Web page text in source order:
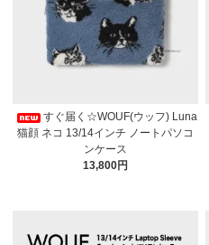
すぐ届く☆WOUF(ウッフ) Luna
猫顔 ネコ 13/14インチ ノートパソコ
ンケース
13,800円